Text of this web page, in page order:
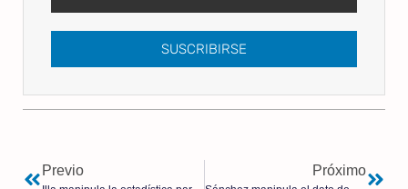
SUSCRIBIRSE
Previo Próximo